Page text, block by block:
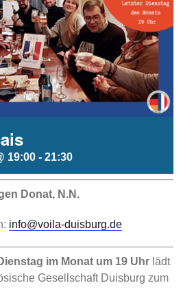
19:00 - 21:30
Donat, N.N.
info@voila-duisburg.de
im Monat um 19 Uhrlädt
Gesellschaft Duisburg zum